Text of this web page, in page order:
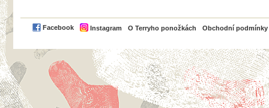
Facebook Instagram O Terryho ponožkách Obchodní podmínky
PayPal